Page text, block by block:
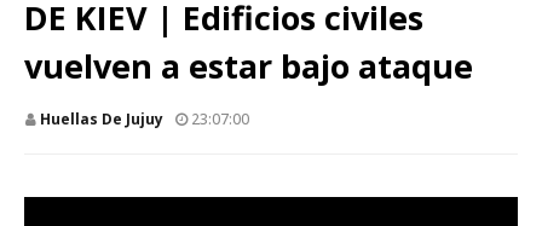
DE KIEV | Edificios civiles
vuelven a estar bajo ataque
Huellas De Jujuy 23:07:00